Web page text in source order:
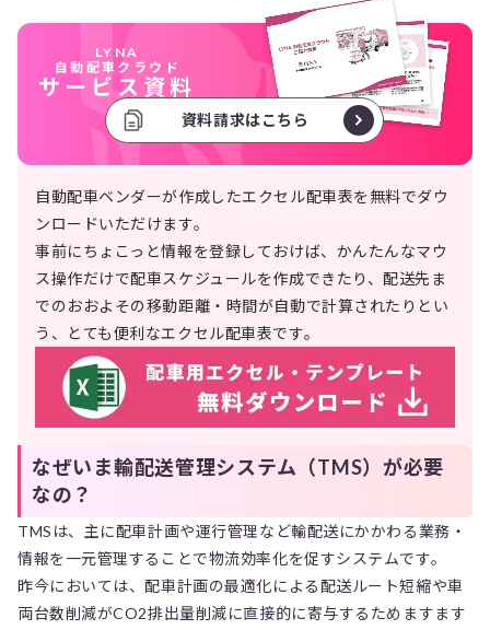
LYNA
自動配車クラウド
サービス資料
資料請求はこちら
自動配車ベンダーが作成したエクセル配車表を無料でダウ
ンロードいただけます。
事前にちょこっと情報を登録しておけば、かんたんなマウ
ス操作だけで配車スケジュールを作成できたり、配送先ま
でのおおよその移動距離・時間が自動で計算されたりとい
う、とても便利なエクセル配車表です。
なぜいま輸配送管理システム（TMS）が必要
なの？
TMSは、主に配車計画や運行管理など輸配送にかかわる業務・
情報を一元管理することで物流効率化を促すシステムです。
昨今においては、配車計画の最適化による配送ルート短縮や車
両台数削減がCO2排出量削減に直接的に寄与するためますます